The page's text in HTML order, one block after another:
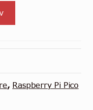
, Raspberry Pi Pico